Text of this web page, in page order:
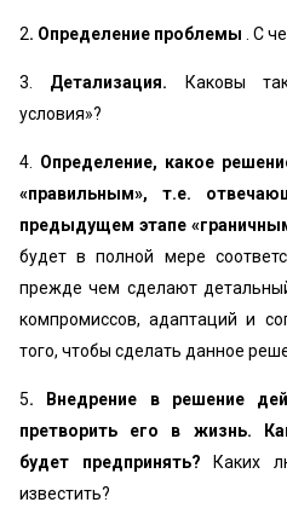
2. Определение проблемы . С
3. Детализация. Каковы
условия»?
4. Определение, какое
«правильным», т.е.
предыдущем этапе
будет в полной мере
прежде чем сделают
компромиссов, адаптаций и
того, чтобы сделать данное
5. Внедрение в решение
претворить его в жизнь.
будет предпринять? Каких
известить?